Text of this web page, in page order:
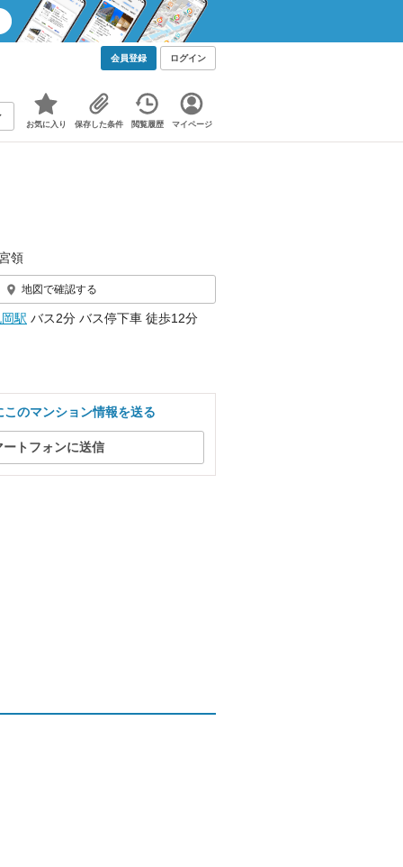
会員登録 ログイン
お気に入り 保存した条件 閲覧履歴 マイページ
領
地図で確認する
駅 バス2分 バス停下車 徒歩12分
のマンション情報を送る
トフォンに送信